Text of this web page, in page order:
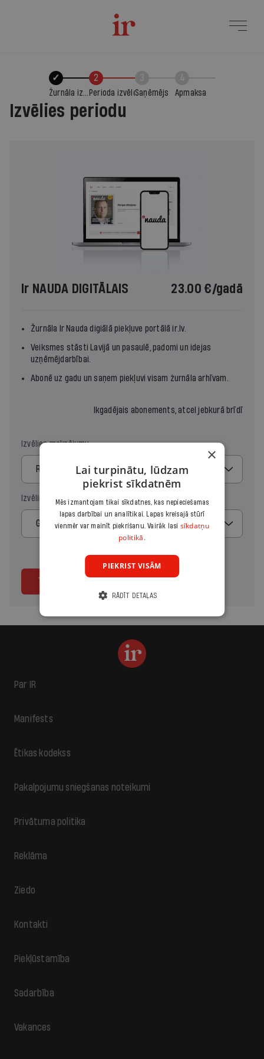
✓
Žurnāla izvēle
2
Perioda izvēleSaņēmējs Apmaksa
Izvēlies periodu
Ir NAUDA DIGITĀLAIS 23.00 €/gadā
Žurnāla Ir Nauda digiālā piekļuve portālā ir.lv.
Veiksmes stāsti Lavijā un pasaulē, padomi un idejas
uzņēmējdarbībai.
Abonē uz gadu un saņem piekļuvi visam žurnāla arhīvam.
Ikgadējais abonements, atcel jebkurā brīdī
Izvēlies maksājumu
Regulārais
Izvēlies periodu
Gads
Turpināt
Par IR
Manifests
Ētikas kodekss
Pakalpojumu sniegšanas noteikumi
Privātuma politika
Reklāma
Ziedo
Kontakti
Piekļūstamība
Sadarbība
Vakances
×
Lai turpinātu, lūdzam
piekrist sīkdatnēm
Mēs izmantojam tikai sīkdatnes, kas nepieciešamas
lapas darbībai un analītikai. Lapas kreisajā stūrī
vienmēr var mainīt piekrišanu. Vairāk lasi sīkdatņu
politikā.
PIEKRIST VISĀM
RĀDĪT DETAĻAS